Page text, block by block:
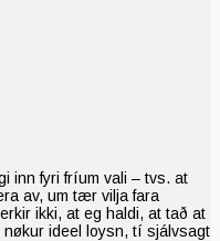
inn fyri fríum vali – tvs. at
av, um tær vilja fara
ikki, at eg haldi, at tað at
ideel loysn, tí sjálvsagt